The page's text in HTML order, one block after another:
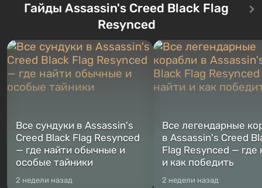
Оно же, по задумке специалистов
Vault-Tec, должно открыться
первым после того, как на
Место действия Fallout...
сразу трех персонажей:
Тревора и Франклина,
Жанр и...
Гайды Assassin's Creed Black Flag
Resynced
Все сундуки в Assassin's
Creed Black Flag Resynced
— где найти обычные и
особые тайники
2 недели назад
Все легендарные
в Assassin's Creed
Flag Resynced — где
и как победить
2 недели назад